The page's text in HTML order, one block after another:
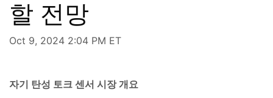
할 전망
Oct 9, 2024 2:04 PM ET
자기 탄성 토크 센서 시장 개요